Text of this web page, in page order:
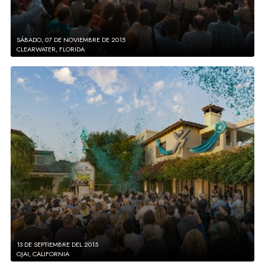
SÁBADO, 07 DE NOVIEMBRE DE 2015
CLEARWATER, FLORIDA
13 DE SEPTIEMBRE DEL 2015
OJAI, CALIFORNIA